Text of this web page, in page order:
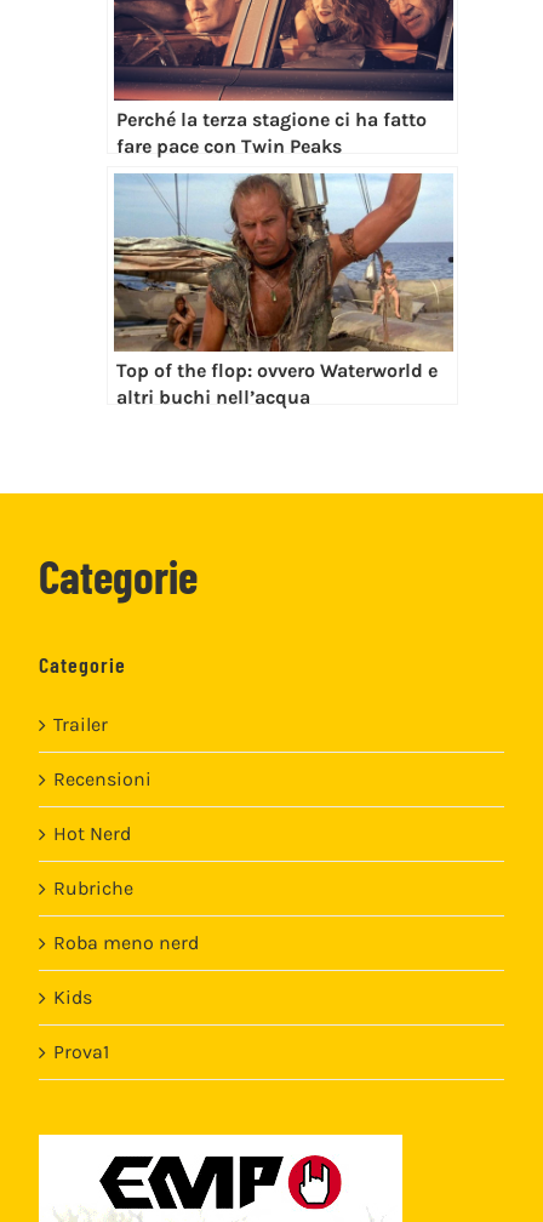
Perché la terza stagione ci ha fatto
fare pace con Twin Peaks
Top of the flop: ovvero Waterworld e
altri buchi nell’acqua
Categorie
Categorie
Trailer
Recensioni
Hot Nerd
Rubriche
Roba meno nerd
Kids
Prova1